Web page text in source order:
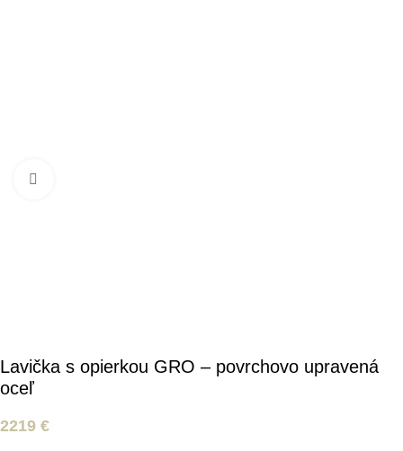
Lavička s opierkou GRO – povrchovo upravená
oceľ
2219 €